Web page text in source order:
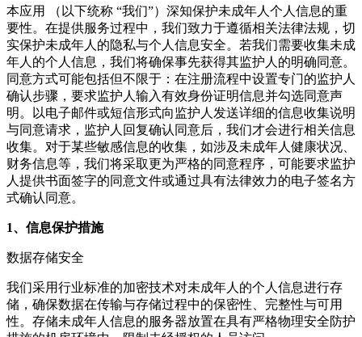
本应用 （以下统称 “我们”）深知保护未成年人个人信息的重
要性。在提供服务过程中，我们致力于遵循相关法律法规，切
实保护未成年人的隐私与个人信息安全。若我们需要收集未成
年人的个人信息，我们将确保事先获得其监护人的明确同意。
同意方式可能包括但不限于：在注册流程中设置专门的监护人
确认步骤，要求监护人输入有效身份证明信息并勾选同意声
明。以电子邮件或短信形式向监护人发送详细的信息收集说明
与同意请求，监护人回复确认同意后，我们才会进行相关信息
收集。对于某些敏感信息的收集，如涉及未成年人健康状况、
财务信息等，我们将采取更为严格的同意程序，可能要求监护
人提供书面签字的同意文件或通过具有法律效力的电子签名方
式确认同意。
1、信息保护措施
数据存储安全
我们采用行业标准的加密技术对未成年人的个人信息进行存
储，确保数据在传输与存储过程中的保密性、完整性与可用
性。存储未成年人信息的服务器放置在具有严格物理安全防护